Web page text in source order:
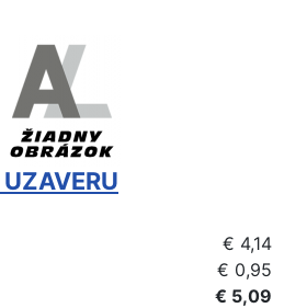
€ 4,14
€ 0,95
€ 5,09